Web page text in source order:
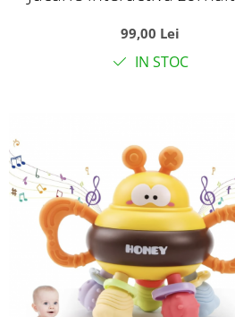
99,00 Lei
IN STOC